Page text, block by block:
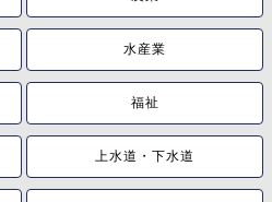
水産業
福祉
上水道・下水道